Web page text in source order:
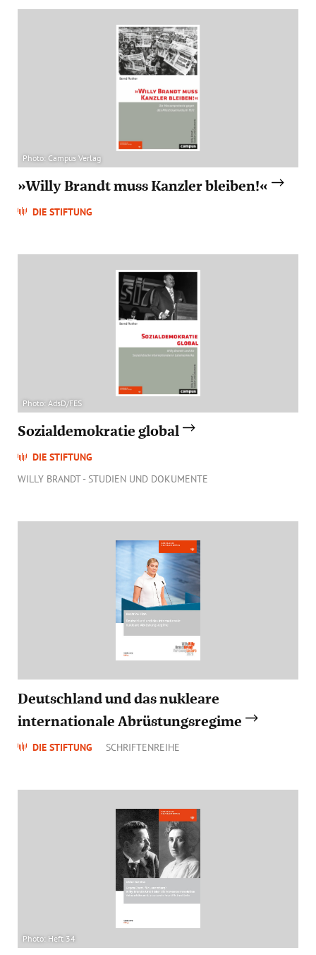
Photo: Campus Verlag
»Willy Brandt muss Kanzler bleiben!«
DIE STIFTUNG
Photo: AdsD/FES
Sozialdemokratie global
DIE STIFTUNG
WILLY BRANDT - STUDIEN UND DOKUMENTE
Deutschland und das nukleare
internationale Abrüstungsregime
DIE STIFTUNG SCHRIFTENREIHE
Photo: Heft 34